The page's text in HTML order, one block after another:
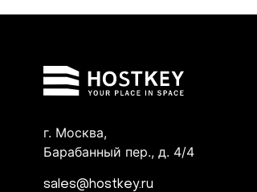
г. Москва,
Барабанный пер., д. 4/4
sales@hostkey.ru